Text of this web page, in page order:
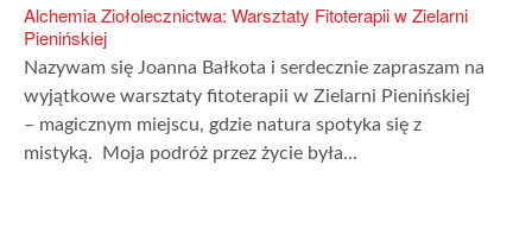
Alchemia Ziołolecznictwa: Warsztaty Fitoterapii w Zielarni
Pienińskiej
Nazywam się Joanna Bałkota i serdecznie zapraszam na
wyjątkowe warsztaty fitoterapii w Zielarni Pienińskiej
– magicznym miejscu, gdzie natura spotyka się z
mistyką. Moja podróż przez życie była...